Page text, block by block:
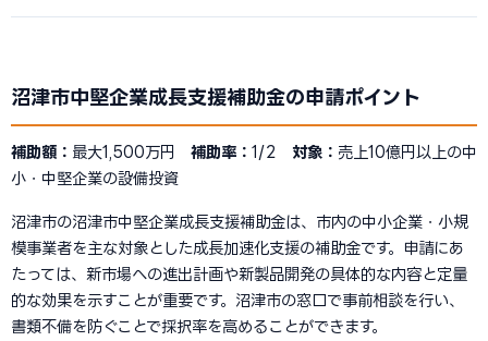
沼津市中堅企業成長支援補助金の申請ポイント
補助額： 最大1,500万円 補助率： 1/2 対象： 売上10億円以上の中
小・中堅企業の設備投資
沼津市の沼津市中堅企業成長支援補助金は、市内の中小企業・小規
模事業者を主な対象とした成長加速化支援の補助金です。申請にあ
たっては、新市場への進出計画や新製品開発の具体的な内容と定量
的な効果を示すことが重要です。沼津市の窓口で事前相談を行い、
書類不備を防ぐことで採択率を高めることができます。